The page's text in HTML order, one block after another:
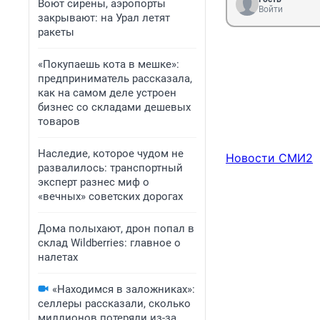
Воют сирены, аэропорты
закрывают: на Урал летят
ракеты
«Покупаешь кота в мешке»:
предприниматель рассказала,
как на самом деле устроен
бизнес со складами дешевых
товаров
Наследие, которое чудом не
развалилось: транспортный
эксперт разнес миф о
«вечных» советских дорогах
Дома полыхают, дрон попал в
склад Wildberries: главное о
налетах
«Находимся в заложниках»:
селлеры рассказали, сколько
Войти
Новости СМИ2